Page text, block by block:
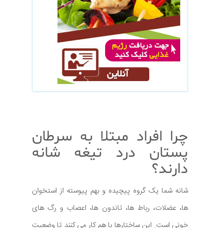
چرا افراد مبتلا به سرطان
پستان درد تیغه شانه
دارند؟
شانه شما یک گروه پیچیده و بهم پیوسته از استخوان
ها، عضلات، رباط ها، تاندون ها، اعصاب و رگ های
خونی است. این ساختارها با هم کار می کنند تا وضعیت